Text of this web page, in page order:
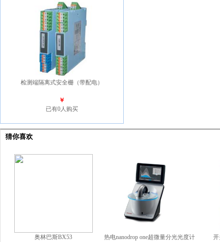
检测端隔离式安全栅（带配电）
￥
已有0人购买
猜你喜欢
奥林巴斯BX53 热电nanodrop one超微量分光光度计